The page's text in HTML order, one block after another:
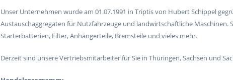
Unser Unternehmen wurde am 01.07.1991 in Triptis von Hubert Schippel
Austauschaggregaten für Nutzfahrzeuge und landwirtschaftliche
Starterbatterien, Filter, Anhängerteile, Bremsteile und vieles mehr.
Derzeit sind unsere Vertriebsmitarbeiter für Sie in Thüringen, Sachsen und